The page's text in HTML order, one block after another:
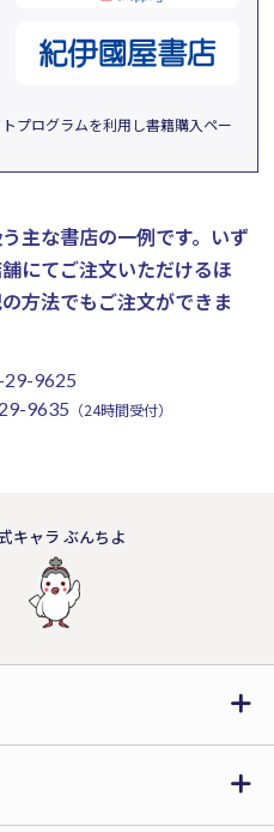
プログラムを利用し書籍購入ペー
主な書店の一例です。 いず
にてご注文いただけるほ
方法でもご注文ができま
9625
9635 （24時間受付）
キャラ ぶんちよ